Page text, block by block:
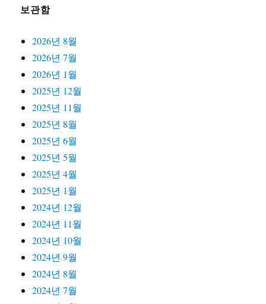
보관함
2026년 8월
2026년 7월
2026년 1월
2025년 12월
2025년 11월
2025년 8월
2025년 6월
2025년 5월
2025년 4월
2025년 1월
2024년 12월
2024년 11월
2024년 10월
2024년 9월
2024년 8월
2024년 7월